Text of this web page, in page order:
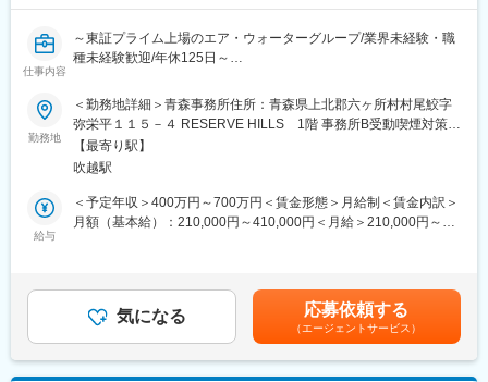
す。こうしたクライアントからの信頼に応えるために、より一層
の安全性と信頼性を備えた、クライアントに満足してもらえる製
品の提供に努め、これからも「創造」と「挑戦」をキーワードに
安心・安全な社会づくりに貢献していきます。
変更の範囲：会社の定める業務
仕事内容
～東証プライム上場のエア・ウォーターグループ/業界未経験・職
種未経験歓迎/年休125日～
■業務内容：
・消火設備の品質保証業務を担当して頂きます。
■業務詳細：
・現地協力会社の監査業務など
＜使用ソフト＞Word、Excel、DocuWorks、PDF
・品質保証業務未経験でも、OJTにて教育させて頂きます。
勤務地
＜勤務地詳細＞青森事務所住所：青森県上北郡六ヶ所村村尾鮫字
弥栄平１１５－４ RESERVE HILLS 1階 事務所B受動喫煙対策：
屋内全面禁煙変更の範囲：会社の定める事業所
【最寄り駅】
吹越駅
給与
＜予定年収＞400万円～700万円＜賃金形態＞月給制＜賃金内訳＞
月額（基本給）：210,000円～410,000円＜月給＞210,000円～
る。 賃金はあくまでも目安の金額であり、選考を通じ
て上下する可能性があります。月給(月額)は固定手当を含めた表記
です。
気になる 応募依頼する
（エージェントサービス）